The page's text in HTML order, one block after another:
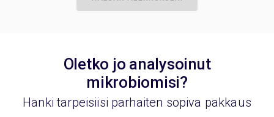
Oletko jo analysoinut
mikrobiomisi?
Hanki tarpeisiisi parhaiten sopiva pakkaus